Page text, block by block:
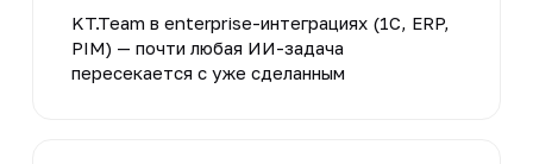
KT.Team в enterprise-интеграциях (1С, ERP,
PIM) — почти любая ИИ-задача
пересекается с уже сделанным